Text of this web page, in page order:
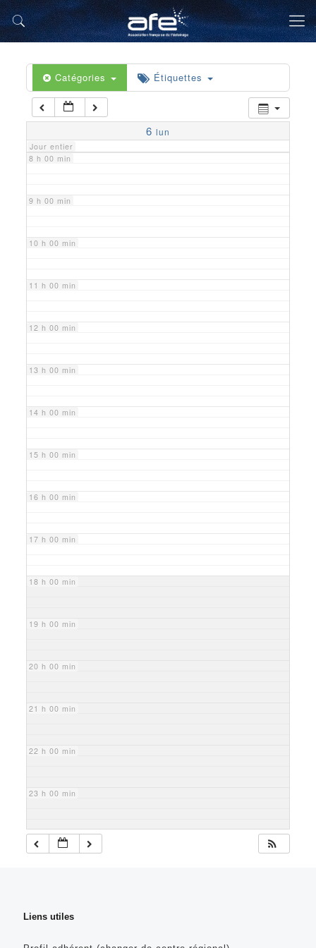
Catégories Étiquettes
6 lun
Jour entier
5 h 00 min
6 h 00 min
7 h 00 min
8 h 00 min
9 h 00 min
10 h 00 min
11 h 00 min
12 h 00 min
13 h 00 min
14 h 00 min
15 h 00 min
16 h 00 min
17 h 00 min
18 h 00 min
19 h 00 min
20 h 00 min
21 h 00 min
22 h 00 min
23 h 00 min
Liens utiles